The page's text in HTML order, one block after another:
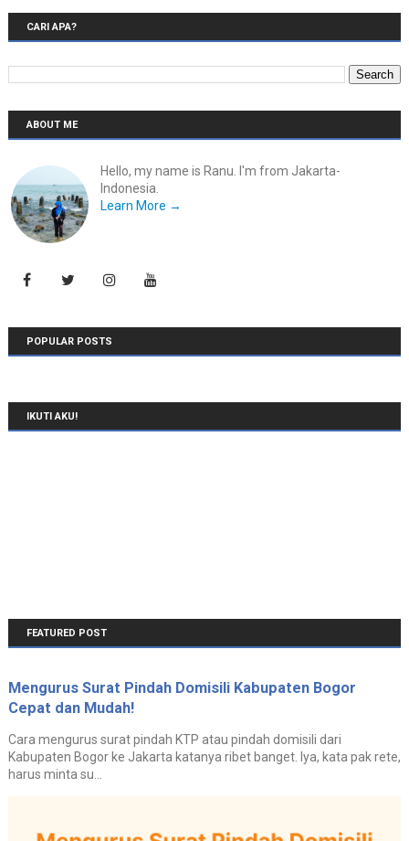
CARI APA?
ABOUT ME
Hello, my name is Ranu. I'm from Jakarta-
Indonesia.
Learn More →
POPULAR POSTS
IKUTI AKU!
FEATURED POST
Mengurus Surat Pindah Domisili Kabupaten Bogor
Cepat dan Mudah!
Cara mengurus surat pindah KTP atau pindah domisili dari
Kabupaten Bogor ke Jakarta katanya ribet banget. Iya, kata pak rete,
harus minta su...